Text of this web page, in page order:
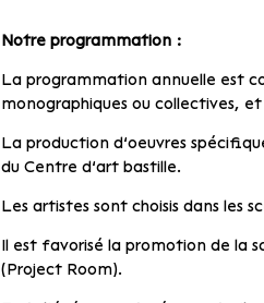
Notre programmation :
La programmation annuelle est
monographiques ou collectives,
La production d’oeuvres
du Centre d’art bastille.
Les artistes sont choisis dans les
Il est favorisé la promotion de la
(Project Room).